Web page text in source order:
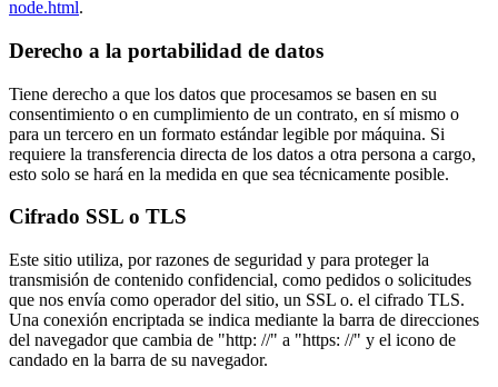
node.html.
Derecho a la portabilidad de datos
Tiene derecho a que los datos que procesamos se basen en su
consentimiento o en cumplimiento de un contrato, en sí mismo o
para un tercero en un formato estándar legible por máquina. Si
requiere la transferencia directa de los datos a otra persona a cargo,
esto solo se hará en la medida en que sea técnicamente posible.
Cifrado SSL o TLS
Este sitio utiliza, por razones de seguridad y para proteger la
transmisión de contenido confidencial, como pedidos o solicitudes
que nos envía como operador del sitio, un SSL o. el cifrado TLS.
Una conexión encriptada se indica mediante la barra de direcciones
del navegador que cambia de "http: //" a "https: //" y el icono de
candado en la barra de su navegador.